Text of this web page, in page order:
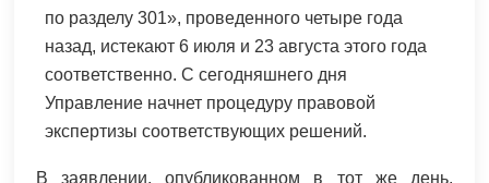
по разделу 301», проведенного четыре года
назад, истекают 6 июля и 23 августа этого года
соответственно. С сегодняшнего дня
Управление начнет процедуру правовой
экспертизы соответствующих решений.
В заявлении, опубликованном в тот же день,